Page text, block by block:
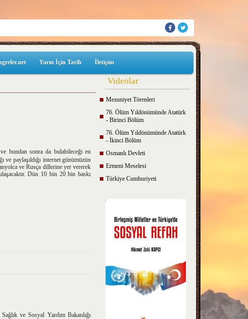
Yarın İçin Tarih İletişim
bundan sonra da bulabileceği en
ve paylaşıldığı internet günümüzün
ve Rusça dillerine yer vererek
Dün 10 bin 20 bin baskı
ve Sosyal Yardım Bakanlığı
Videolar
Mezuniyet Törenleri
76. Ölüm Yıldönümünde Atatürk
- Birinci Bölüm
76. Ölüm Yıldönümünde Atatürk
- İkinci Bölüm
Osmanlı Devleti
Ermeni Meselesi
Türkiye Cumhuriyeti